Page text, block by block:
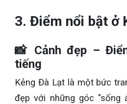
3. Điểm nổi bật ở
📸 Cảnh đẹp –
tiếng
Kẻng Đà Lạt là một bức
đẹp với những góc "sống